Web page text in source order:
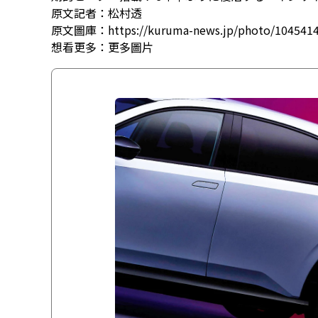
原文記者：松村透
原文圖庫：https://kuruma-news.jp/photo/
想看更多： 更多圖片